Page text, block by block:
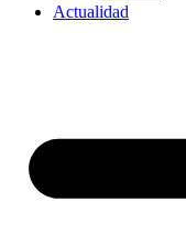
Actualidad